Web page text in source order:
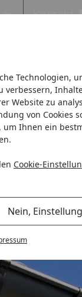
Technologien,
verbessern,
Website zu
von Cookies
Ihnen ein
Cookie-
Nein,
Kontakt
bis 2 x 300